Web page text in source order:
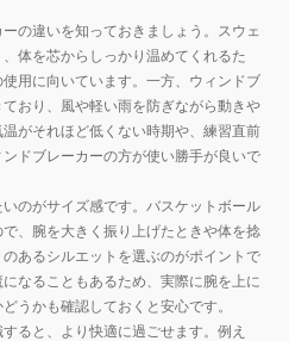
の違いを知っておきましょう。スウェ
体を芯からしっかり温めてくれるた
用に向いています。一方、ウィンドブ
おり、風や軽い雨を防ぎながら動きや
がそれほど低くない時期や、練習直前
ドブレーカーの方が使い勝手が良いで
のがサイズ感です。バスケットボール
、腕を大きく振り上げたときや体を捻
あるシルエットを選ぶのがポイントで
なることもあるため、実際に腕を上に
うかも確認しておくと安心です。
ると、より快適に過ごせます。例え